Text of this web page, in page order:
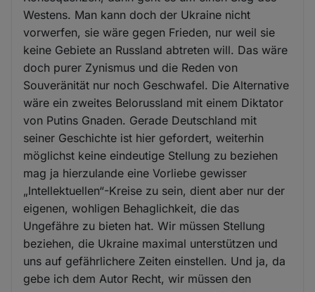
Westens. Man kann doch der Ukraine nicht
vorwerfen, sie wäre gegen Frieden, nur weil sie
keine Gebiete an Russland abtreten will. Das wäre
doch purer Zynismus und die Reden von
Souveränität nur noch Geschwafel. Die Alternative
wäre ein zweites Belorussland mit einem Diktator
von Putins Gnaden. Gerade Deutschland mit
seiner Geschichte ist hier gefordert, weiterhin
möglichst keine eindeutige Stellung zu beziehen
mag ja hierzulande eine Vorliebe gewisser
„Intellektuellen“-Kreise zu sein, dient aber nur der
eigenen, wohligen Behaglichkeit, die das
Ungefähre zu bieten hat. Wir müssen Stellung
beziehen, die Ukraine maximal unterstützen und
uns auf gefährlichere Zeiten einstellen. Und ja, da
gebe ich dem Autor Recht, wir müssen den